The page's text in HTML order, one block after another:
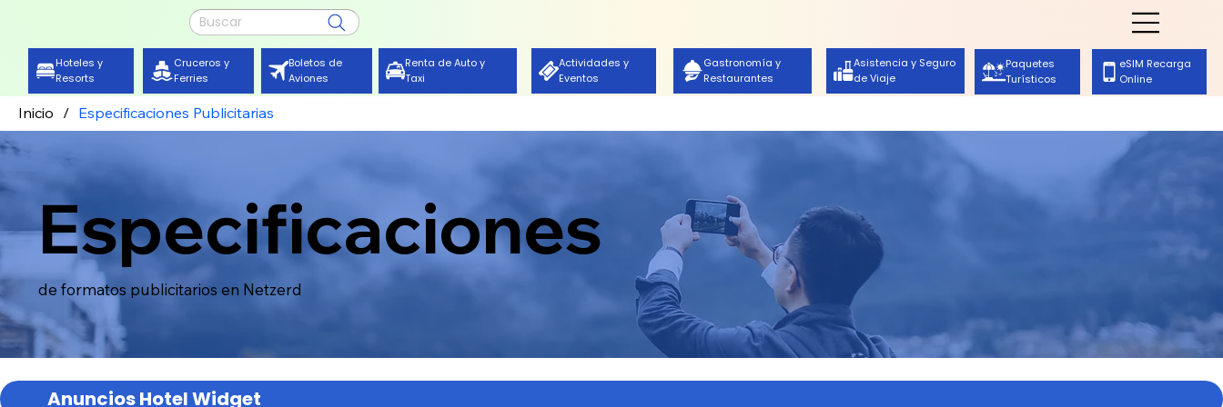
Buscar
Hoteles y
Resorts
Cruceros y
Ferries
Boletos de
Aviones
Renta de Auto y
Taxi
Actividades y
Eventos
Gastronomía y
Restaurantes
Asistencia y Seguro
de Viaje
Paquetes
Turísticos
eSIM Recarga
Online
Inicio / Especificaciones Publicitarias
de formatos publicitarios en Netzerd
Especificaciones
Anuncios Hotel Widget